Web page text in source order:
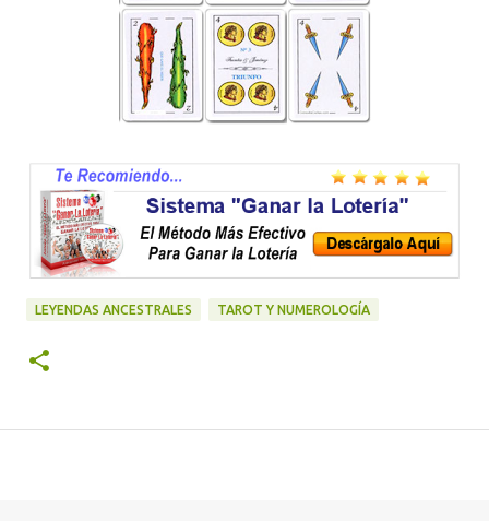
LEYENDAS ANCESTRALES TAROT Y NUMEROLOGÍA